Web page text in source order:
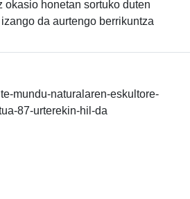
okasio honetan sortuko duten
da aurtengo berrikuntza